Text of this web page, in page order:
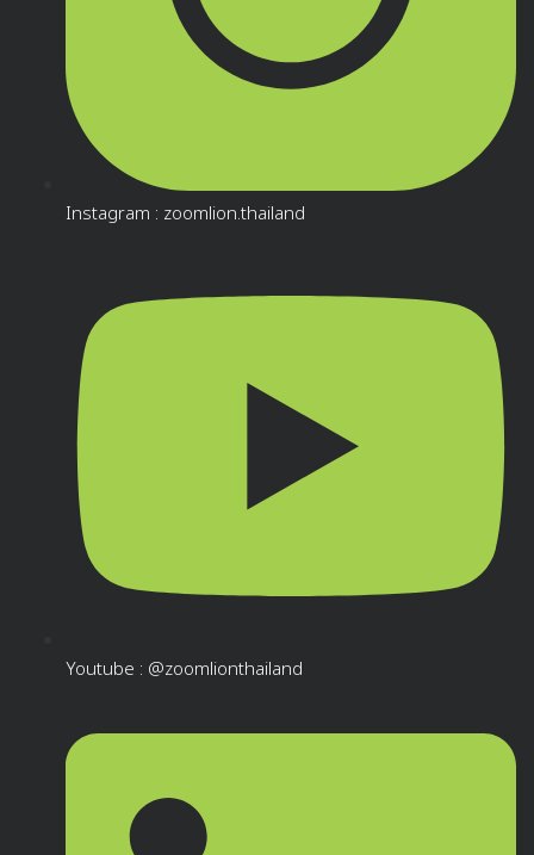
Instagram : zoomlion.thailand
Youtube : @zoomlionthailand